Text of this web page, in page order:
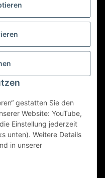
gestatten Sie den
Website: YouTube,
Einstellung jederzeit
unten). Weitere Details
in unserer
zzgl.